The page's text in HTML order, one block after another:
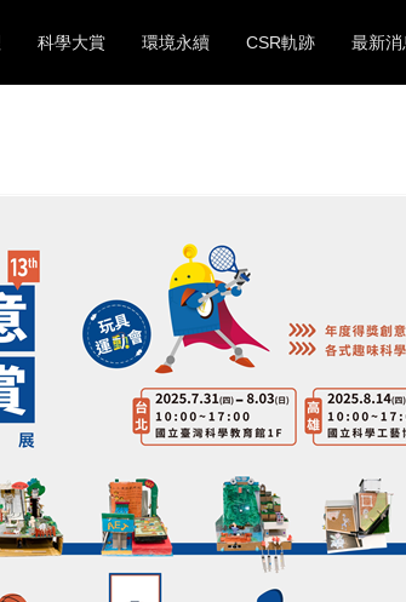
科學大賞 環境永續 CSR軌跡 最新消